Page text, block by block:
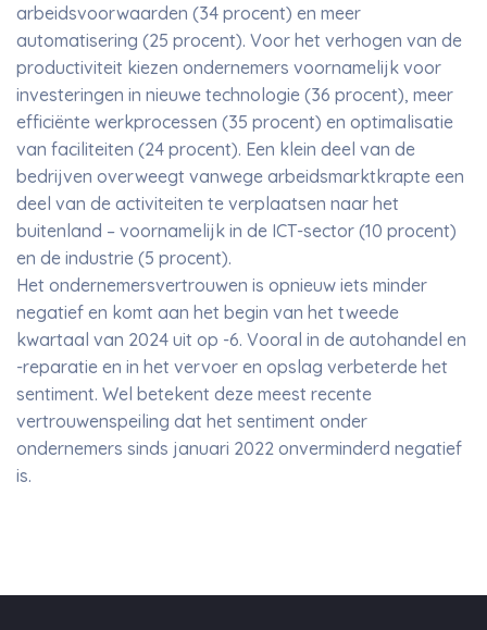
arbeidsvoorwaarden (34 procent) en meer
automatisering (25 procent). Voor het verhogen van de
productiviteit kiezen ondernemers voornamelijk voor
investeringen in nieuwe technologie (36 procent), meer
efficiënte werkprocessen (35 procent) en optimalisatie
van faciliteiten (24 procent). Een klein deel van de
bedrijven overweegt vanwege arbeidsmarktkrapte een
deel van de activiteiten te verplaatsen naar het
buitenland – voornamelijk in de ICT-sector (10 procent)
en de industrie (5 procent).
Het ondernemersvertrouwen is opnieuw iets minder
negatief en komt aan het begin van het tweede
kwartaal van 2024 uit op -6. Vooral in de autohandel en
-reparatie en in het vervoer en opslag verbeterde het
sentiment. Wel betekent deze meest recente
vertrouwenspeiling dat het sentiment onder
ondernemers sinds januari 2022 onverminderd negatief
is.